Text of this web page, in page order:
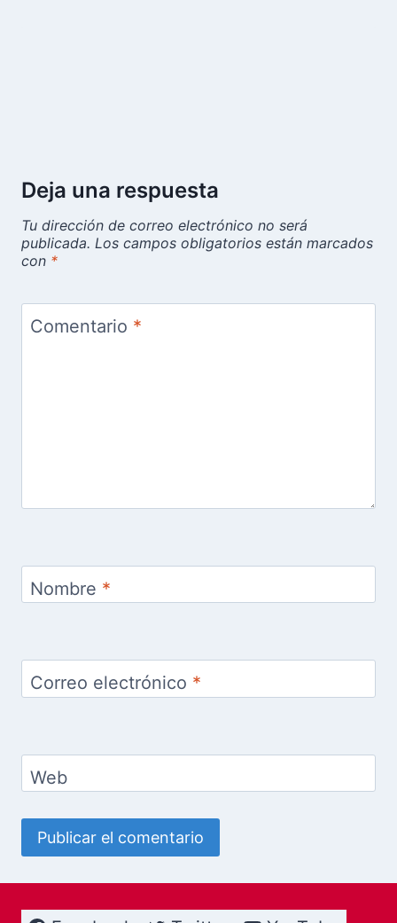
Deja una respuesta
Tu dirección de correo electrónico no será
publicada. Los campos obligatorios están marcados
con *
Comentario *
Nombre *
Correo electrónico *
Web